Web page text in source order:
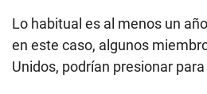
Lo habitual es al menos un
en este caso, algunos
Unidos, podrían presionar